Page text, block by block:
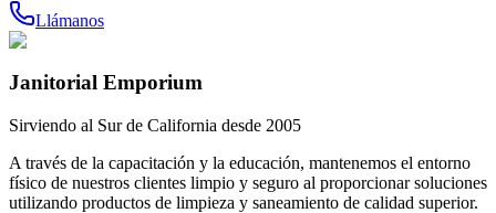
Llámanos
Janitorial Emporium
Sirviendo al Sur de California desde 2005
A través de la capacitación y la educación, mantenemos el entorno
físico de nuestros clientes limpio y seguro al proporcionar soluciones
utilizando productos de limpieza y saneamiento de calidad superior.